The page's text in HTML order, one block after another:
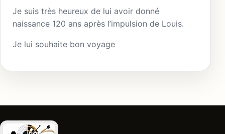
Je suis très heureux de lui avoir donné
naissance 120 ans après l’impulsion de Louis.
Je lui souhaite bon voyage